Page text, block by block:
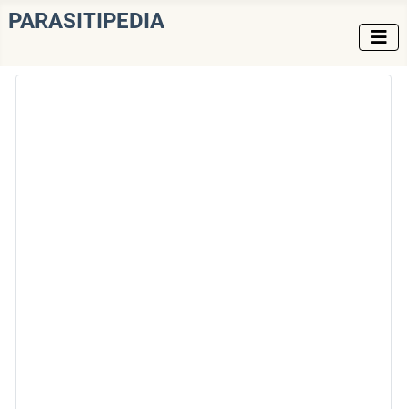
PARASITIPEDIA